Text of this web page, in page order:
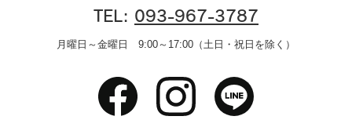
TEL: 093-967-3787
月曜日～金曜日 9:00～17:00（土日・祝日を除く）